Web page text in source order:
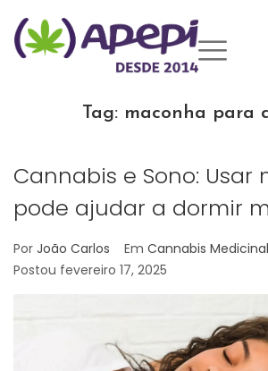
Tag: maconha para
Cannabis e Sono: Usar
pode ajudar a dormir
Por João Carlos Em Cannabis Medicinal
Postou fevereiro 17, 2025